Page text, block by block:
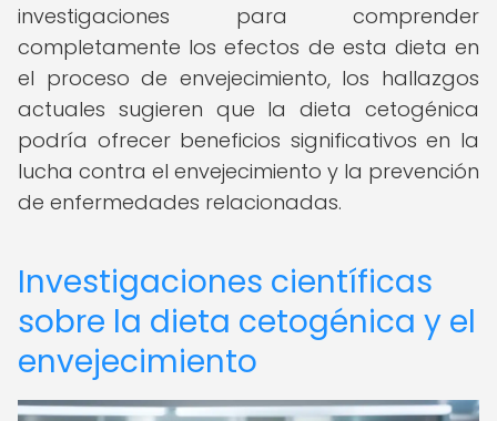
investigaciones para comprender
completamente los efectos de esta dieta en
el proceso de envejecimiento, los hallazgos
actuales sugieren que la dieta cetogénica
podría ofrecer beneficios significativos en la
lucha contra el envejecimiento y la prevención
de enfermedades relacionadas.
Investigaciones científicas
sobre la dieta cetogénica y el
envejecimiento